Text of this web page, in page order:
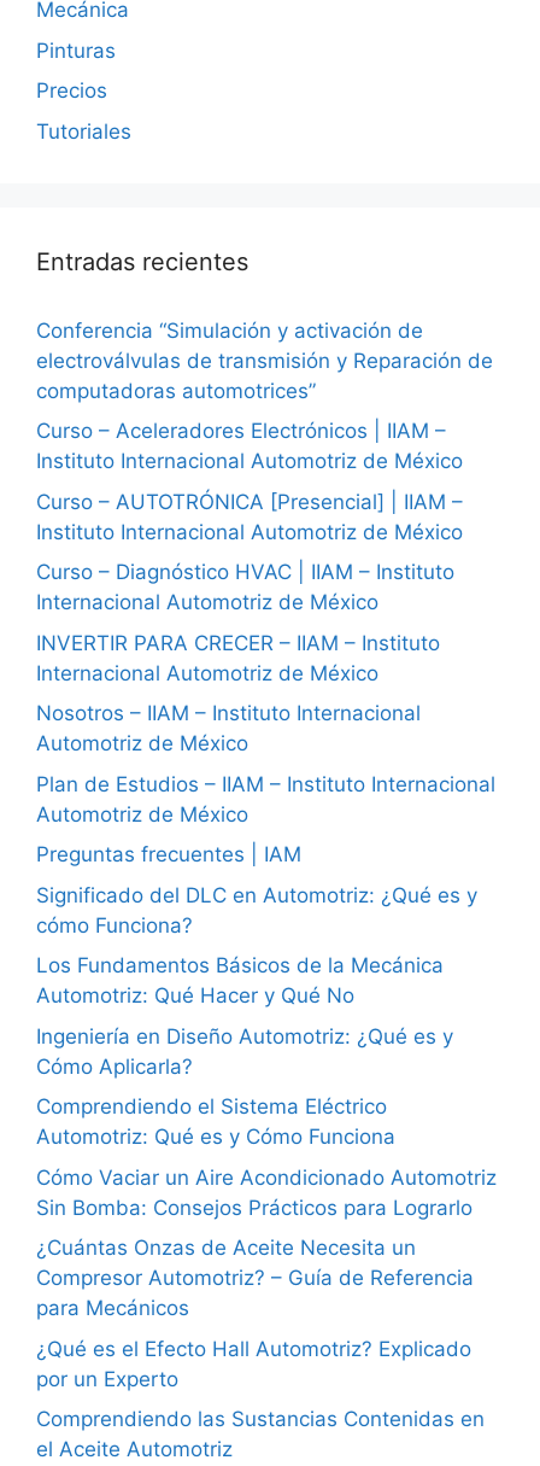
Mecánica
Pinturas
Precios
Tutoriales
Entradas recientes
Conferencia “Simulación y activación de
electroválvulas de transmisión y Reparación de
computadoras automotrices”
Curso – Aceleradores Electrónicos | IIAM –
Instituto Internacional Automotriz de México
Curso – AUTOTRÓNICA [Presencial] | IIAM –
Instituto Internacional Automotriz de México
Curso – Diagnóstico HVAC | IIAM – Instituto
Internacional Automotriz de México
INVERTIR PARA CRECER – IIAM – Instituto
Internacional Automotriz de México
Nosotros – IIAM – Instituto Internacional
Automotriz de México
Plan de Estudios – IIAM – Instituto Internacional
Automotriz de México
Preguntas frecuentes | IAM
Significado del DLC en Automotriz: ¿Qué es y
cómo Funciona?
Los Fundamentos Básicos de la Mecánica
Automotriz: Qué Hacer y Qué No
Ingeniería en Diseño Automotriz: ¿Qué es y
Cómo Aplicarla?
Comprendiendo el Sistema Eléctrico
Automotriz: Qué es y Cómo Funciona
Cómo Vaciar un Aire Acondicionado Automotriz
Sin Bomba: Consejos Prácticos para Lograrlo
¿Cuántas Onzas de Aceite Necesita un
Compresor Automotriz? – Guía de Referencia
para Mecánicos
¿Qué es el Efecto Hall Automotriz? Explicado
por un Experto
Comprendiendo las Sustancias Contenidas en
el Aceite Automotriz